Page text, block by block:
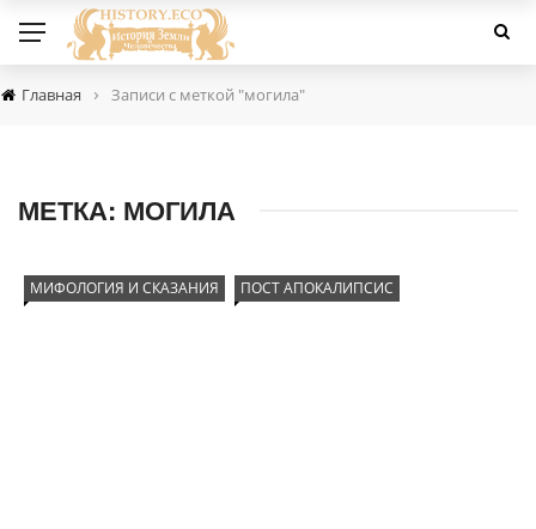
Главная › Записи с меткой "могила"
МЕТКА: МОГИЛА
МИФОЛОГИЯ И СКАЗАНИЯ ПОСТ АПОКАЛИПСИС